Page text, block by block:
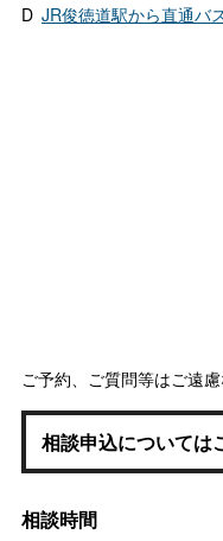
D JR俊徳道駅から直通バ
ご予約、ご質問等はご遠
相談申込については
相談時間